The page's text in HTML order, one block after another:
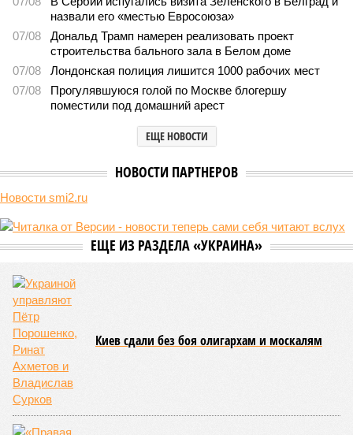
Земля уже не раз показывала человечеству свой крутой
нрав – когда покажет снова?
Земля уже не раз показывала человечеству свой крутой нрав – когда
покажет снова? (фото: АР-ТАСС)
Природа постоянно вступает в противоречие с нами. Ведь пока
она стремится всё на планете держать в балансе, человечество
массовые катастрофы в прошлом – какими они были? Какие
ждут нас со дня на день и чем грозят?
последствия очередного апокалипсиса, искусственно
вызванного группой биологов, называется «Конец всей
этой мерзости». В реальной жизни участия пытливых
исследователей в организации конца света может не
понадобиться: природа сама разберётся, как и где
уменьшить масштабы человеческой популяции.